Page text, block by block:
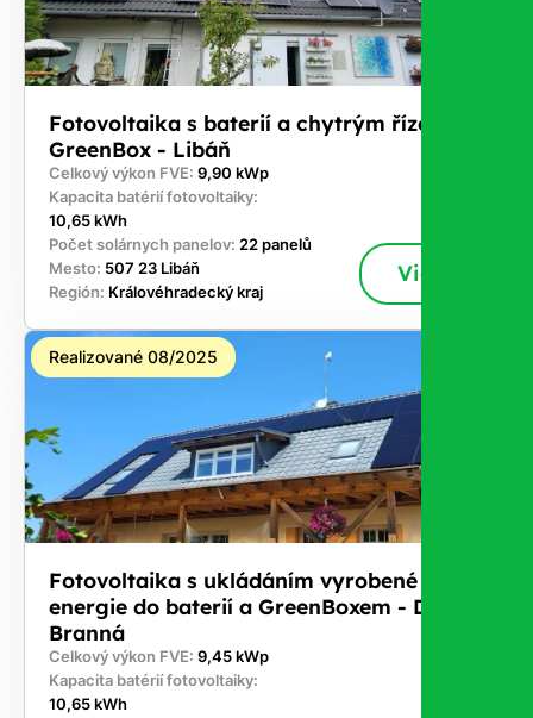
Fotovoltaika s baterií a chytrým řízením
GreenBox - Libáň
Celkový výkon FVE: 9,90 kWp
Kapacita batérií fotovoltaiky:
10,65 kWh
Počet solárnych panelov: 22 panelů
Mesto: 507 23 Libáň
Región: Královéhradecký kraj
Viac
Realizované 08/2025
Fotovoltaika s ukládáním vyrobené
energie do baterií a GreenBoxem - Dolní
Branná
Celkový výkon FVE: 9,45 kWp
Kapacita batérií fotovoltaiky:
10,65 kWh